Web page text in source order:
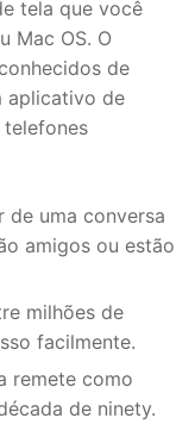
tela que você
Mac OS. O
de
aplicativo de
telefones
uma conversa
amigos ou estão
milhões de
facilmente.
remete como
de ninety.